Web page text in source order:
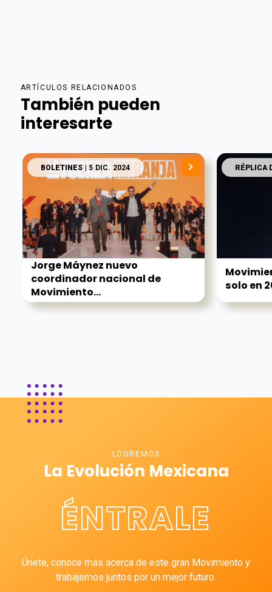
ARTÍCULOS RELACIONADOS
También pueden
interesarte
BOLETINES| 5 DIC. 2024
Jorge Máynez nuevo
coordinador nacional de
Movimiento...
RÉPLICA
solo en
LOGREMOS
La Evolución Mexicana
ÉNTRALE
Únete, conoce más acerca de este gran Movimiento y
trabajemos juntos por un mejor futuro.